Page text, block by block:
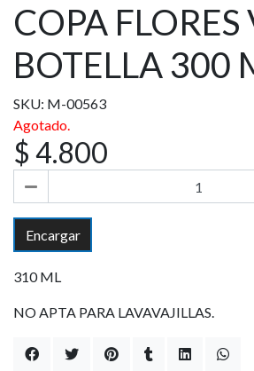
COPA FLORES
BOTELLA 300
SKU: M-00563
Agotado.
$ 4.800
Encargar
310 ML
NO APTA PARA LAVAVAJILLAS.